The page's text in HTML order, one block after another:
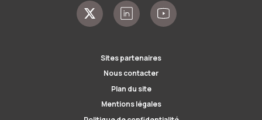
Sites partenaires
Nous contacter
Plan du site
Mentions légales